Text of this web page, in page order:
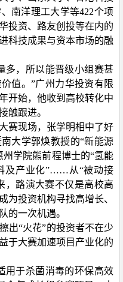
南洋理工大学等422个项
投资、路友创投等在内的
科技成果与资本市场的融
多，所以能晋级小组赛甚
值。”广州力华投资有限
开始，他收到高校转化中
触跟进。
赛现场，张学明相中了好
大学郭焕教授的“新能源
学院熊前程博士的“氢能
及产业化”……从“被动接
，路演大赛不仅是高校高
为投资机构寻找高增长、
的一次机遇。
出“火花”的投资者不在少
于大赛加速项目产业化的
用于杀菌消毒的环保高效